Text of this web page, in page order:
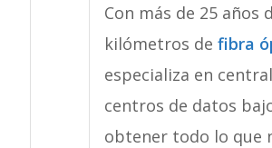
Con más de 25 años
kilómetros de fibra
especializa en
centros de datos
obtener todo lo que